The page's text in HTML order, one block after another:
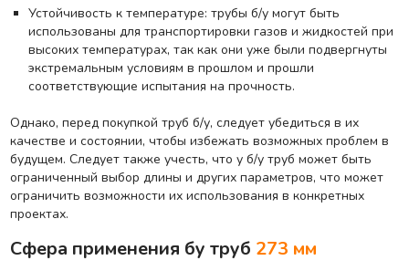
Устойчивость к температуре: трубы б/у могут быть
использованы для транспортировки газов и жидкостей при
высоких температурах, так как они уже были подвергнуты
экстремальным условиям в прошлом и прошли
соответствующие испытания на прочность.
Однако, перед покупкой труб б/у, следует убедиться в их
качестве и состоянии, чтобы избежать возможных проблем в
будущем. Следует также учесть, что у б/у труб может быть
ограниченный выбор длины и других параметров, что может
ограничить возможности их использования в конкретных
проектах.
Сфера применения бу труб 273 мм